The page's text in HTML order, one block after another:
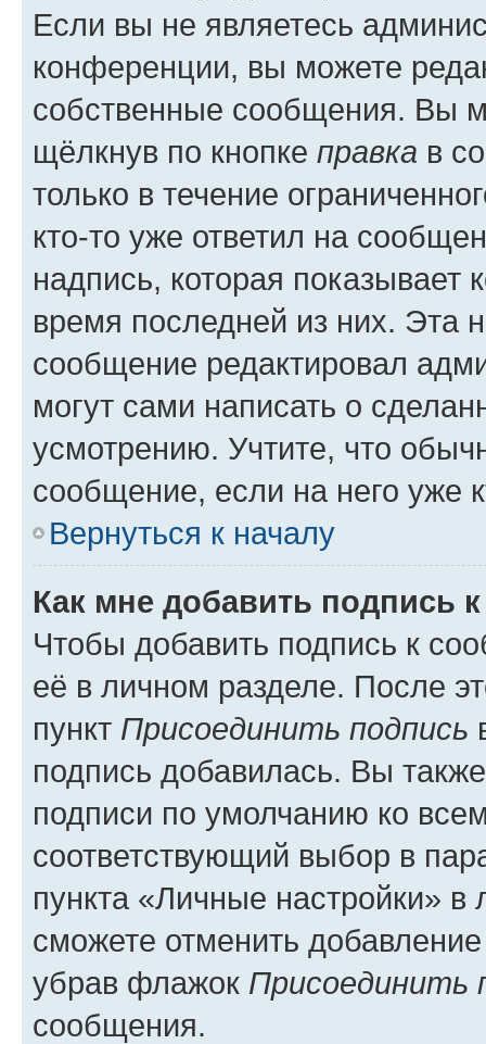
Если вы не являетесь
конференции, вы можете
собственные сообщения. Вы
щёлкнув по кнопке правка в
только в течение
кто-то уже ответил на
надпись, которая показывает
время последней из них. Эта
сообщение редактировал
могут сами написать о
усмотрению. Учтите, что
сообщение, если на него уже
Вернуться к началу
Как мне добавить подпись
Чтобы добавить подпись к
её в личном разделе. После
пункт Присоединить подпись
подпись добавилась. Вы
подписи по умолчанию ко
соответствующий выбор в
пункта «Личные настройки»
сможете отменить
убрав флажок Присоединить
сообщения.